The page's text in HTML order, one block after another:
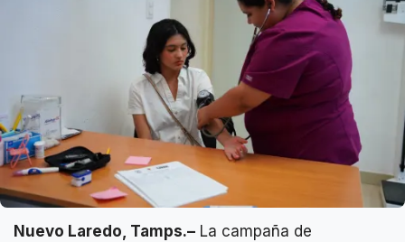
Nuevo Laredo, Tamps.– La campaña de